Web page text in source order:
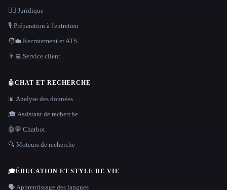
👩‍⚖️ Juridique
🎙️ Préparation à l'entretien
🧑‍💼 Recrutement et ATS
👨‍💻 Service client
🤖CHAT ET RECHERCHE
📊 Analyse des données
🎓 Assistant de recherche
🤖💬 Chatbot
🔍 Moteurs de recherche
🎓ÉDUCATION ET STYLE DE VIE
🗣️ Apprentissage des langues